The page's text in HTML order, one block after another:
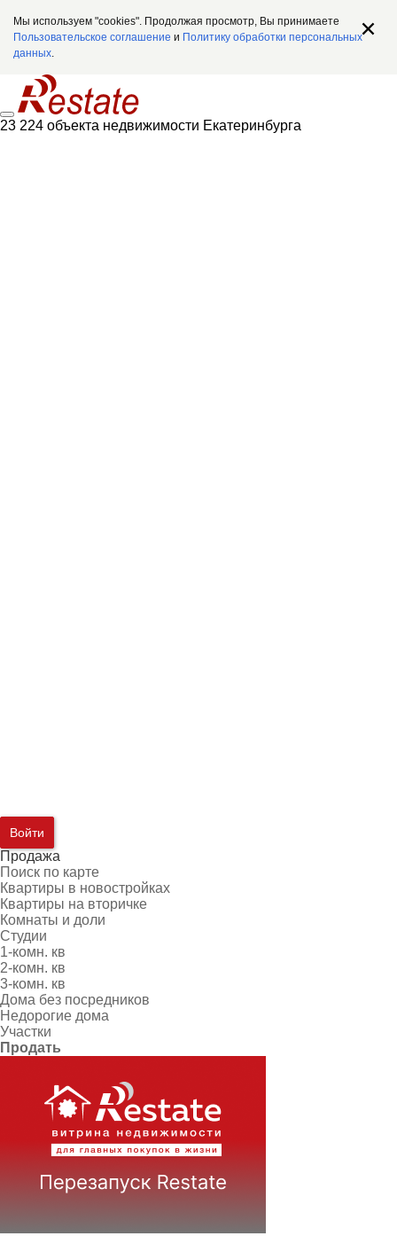
Мы используем "cookies". Продолжая просмотр, Вы принимаете
Пользовательское соглашение и Политику обработки персональных
данных.
23 224 объекта недвижимости Екатеринбурга
Войти
Продажа
Поиск по карте
Квартиры в новостройках
Квартиры на вторичке
Комнаты и доли
Студии
1-комн. кв
2-комн. кв
3-комн. кв
Дома без посредников
Недорогие дома
Участки
Продать